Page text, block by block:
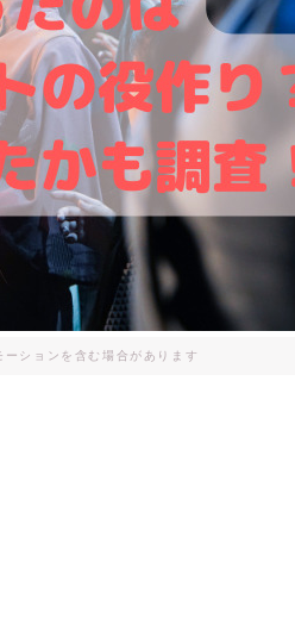
ーションを含む場合があります